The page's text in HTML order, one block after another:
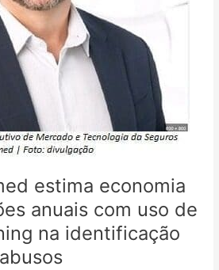
estima economia
anuais com uso de
na identificação